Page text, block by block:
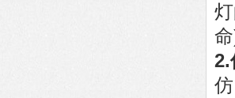
2.